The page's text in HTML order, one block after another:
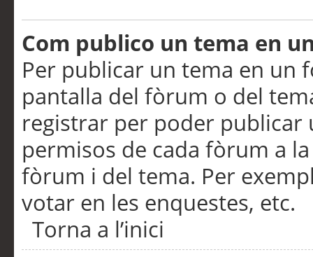
Com publico un tema en
Per publicar un tema en un
pantalla del fòrum o del
registrar per poder publicar
permisos de cada fòrum a
fòrum i del tema. Per
votar en les enquestes, etc.
Torna a l’inici